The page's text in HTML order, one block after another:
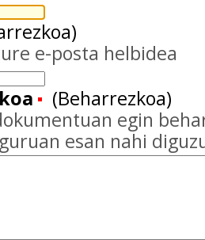
e-posta helbidea
(Beharrezkoa)
egin
esan nahi